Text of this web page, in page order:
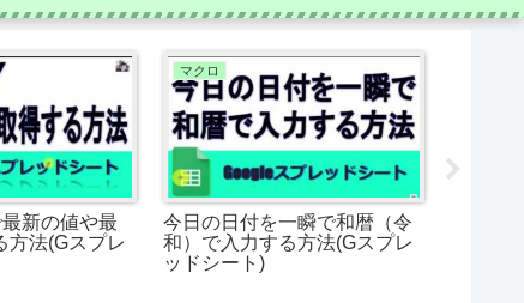
新の値や最
方法(Gスプレ
マクロ
今日の日付を一瞬で和暦（令
和）で入力する方法(Gスプレ
ッドシート)